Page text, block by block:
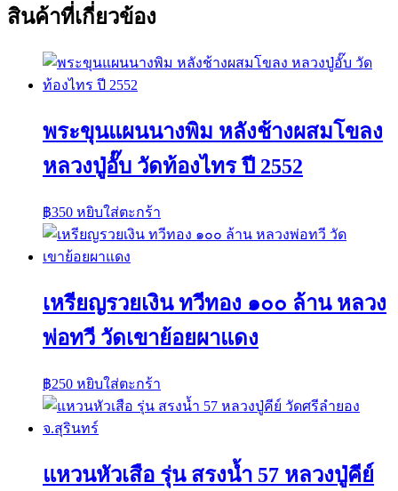
สินค้าที่เกี่ยวข้อง
พระขุนแผนนางพิม หลังช้างผสมโขลง
หลวงปู่อั๊บ วัดท้องไทร ปี 2552
฿350 หยิบใส่ตะกร้า
เหรียญรวยเงิน ทวีทอง ๑๐๐ ล้าน หลวง
พ่อทวี วัดเขาย้อยผาแดง
฿250 หยิบใส่ตะกร้า
แหวนหัวเสือ รุ่น สรงน้ำ 57 หลวงปู่คีย์